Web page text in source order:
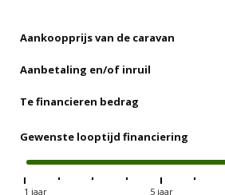
Aankoopprijs van de caravan
Aanbetaling en/of inruil
Te financieren bedrag
Gewenste looptijd financiering
1 jaar 5 jaar